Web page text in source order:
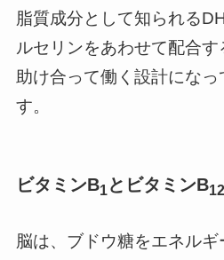
脂質成分として知られる
ルセリンをあわせて配合
助け合って働く設計にな
す。
ビタミンB1とビタミンB12
脳は、ブドウ糖をエネル